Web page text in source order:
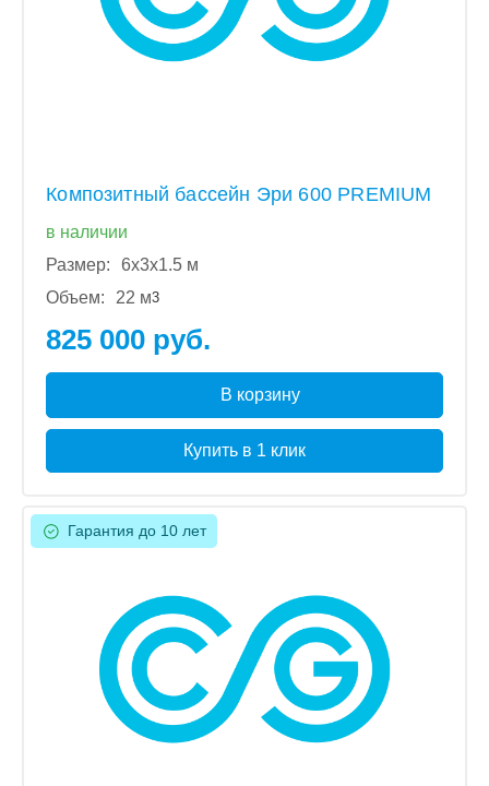
Композитный бассейн Эри 600 PREMIUM
в наличии
Размер:
6x3x1.5 м
Объем:
22 м3
825 000 руб.
В корзину
Купить в 1 клик
Гарантия до 10 лет